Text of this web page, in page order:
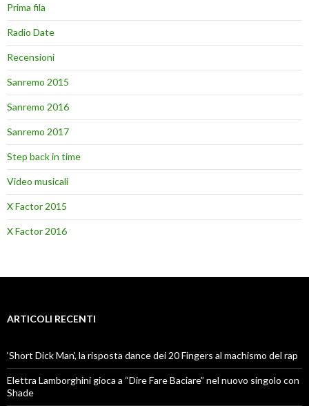
Prima fila
Radio Date
Recensioni
Sanremo 2015
Sanremo 2016
Sanremo 2017
Step back in time
Video musicali
X Factor 2015
X Factor 2016
ARTICOLI RECENTI
‘Short Dick Man’, la risposta dance dei 20 Fingers al machismo del rap
Elettra Lamborghini gioca a “Dire Fare Baciare” nel nuovo singolo con
Shade